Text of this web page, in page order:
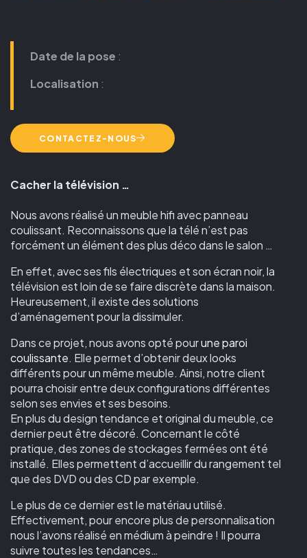
Cacher la télévision …
Nous avons réalisé un meuble hifi avec panneau
coulissant. Reconnaissons que la télé n’est pas
forcément un élément des plus déco dans le salon …
En effet, avec ses fils électriques et son écran noir, la
télévision est loin de se faire discrète dans la maison.
Heureusement, il existe des solutions
d’aménagement pour la dissimuler.
Dans ce projet, nous avons opté pourune paroi
coulissante. Elle permet d’obtenir deux looks
différents pour un même meuble. Ainsi, notre client
pourra choisir entre deux configurations différentes
selon ses envies et ses besoins.
En plus du design tendance et original du meuble, ce
dernier peut être décoré. Concernant le côté
pratique, des zones de stockages fermées ont été
installé. Elles permettent d’accueillir du rangement tel
que des DVD ou des CD par exemple.
Le plus de ce dernier est le matériau utilisé.
Effectivement, pour encore plus de personnalisation
nous l’avons réalisé en médium à peindre ! Il pourra
suivre toutes les tendances…
Date de la pose :
Localisation :
CONTACTEZ-NOUS